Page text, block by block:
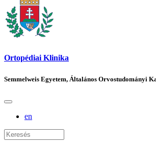
Ortopédiai Klinika
Semmelweis Egyetem, Általános Orvostudományi
en